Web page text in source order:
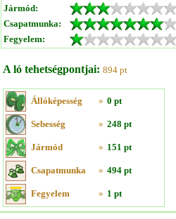
Jármód:
Csapatmunka:
Fegyelem:
A ló tehetségpontjai: 894 pt
Állóképesség » 0 pt
Sebesség » 248 pt
Jármód » 151 pt
Csapatmunka » 494 pt
Fegyelem » 1 pt